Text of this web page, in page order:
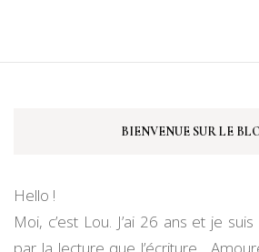
BIENVENUE SUR LE
Hello !
Moi, c’est Lou. J’ai 26 ans et je